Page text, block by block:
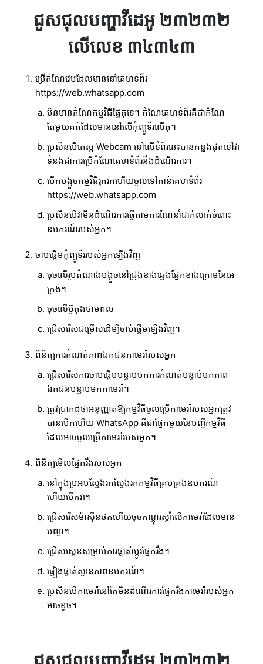
ជួសជុលបញ្ហាវីដេអូ ២៣២៣២
លើលេខ ៣៤៣៤៣
ប្រើកំណែវេបដែលមាននៅគេហទំព័រ
https://web.whatsapp.com
មិនមានកំណែកម្មវិធីផ្ទៃតុទេ។ កំណែគេហទំព័រគឺជាកំណែ
តែមួយគត់ដែលមាននៅលើកុំព្យូទ័រលើតុ។
ប្រសិនបើតេស្ត Webcam នៅលើទំព័រនេះបានកន្លងផុតទៅវា
ទំនងជាការប្រើកំណែគេហទំព័រនឹងដំណើរការ។
បើកបង្អួចកម្មវិធីរុករកហើយចូលទៅកាន់គេហទំព័រ
https://web.whatsapp.com
ប្រសិនបើវាមិនដំណើរការធ្វើតាមការណែនាំជាក់លាក់ចំពោះ
ឧបករណ៍របស់អ្នក។
ចាប់ផ្ដើមកុំព្យូទ័ររបស់អ្នកឡើងវិញ
ចុចលើរូបតំណាងបង្អួចនៅជ្រុងខាងឆ្វេងផ្នែកខាងក្រោមនៃអេ
ក្រង់។
ចុចលើប៊ូតុងថាមពល
ជ្រើសរើសជម្រើសដើម្បីចាប់ផ្តើមឡើងវិញ។
ពិនិត្យការកំណត់ភាពឯកជនកាមេរ៉ារបស់អ្នក
ជ្រើសរើសការចាប់ផ្តើមបន្ទាប់មកការកំណត់បន្ទាប់មកភាព
ឯកជនបន្ទាប់មកកាមេរ៉ា។
ត្រូវប្រាកដថាអនុញ្ញាតឱ្យកម្មវិធីចូលប្រើកាមេរ៉ារបស់អ្នកត្រូវ
បានបើកហើយ WhatsApp គឺជាផ្នែកមួយនៃបញ្ជីកម្មវិធី
ដែលអាចចូលប្រើកាមេរ៉ារបស់អ្នក។
ពិនិត្យមើលផ្នែករឹងរបស់អ្នក
នៅក្នុងប្រអប់ស្វែងរកស្វែងរកកម្មវិធីគ្រប់គ្រងឧបករណ៍
ហើយបើកវា។
ជ្រើសរើសម៉ាស៊ីនថតហើយចុចកណ្ដុរស្ដាំលើកាមេរ៉ាដែលមាន
បញ្ហា។
ជ្រើសស្កេនសម្រាប់ការផ្លាស់ប្តូរផ្នែករឹង។
ផ្ទៀងផ្ទាត់ស្ថានភាពឧបករណ៍។
ប្រសិនបើកាមេរ៉ានៅតែមិនដំណើរការផ្នែករឹងកាមេរ៉ារបស់អ្នក
អាចខូច។